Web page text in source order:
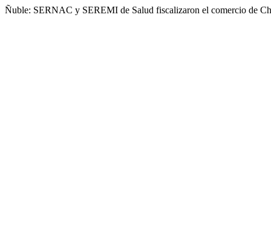
Ñuble: SERNAC y SEREMI de Salud fiscalizaron el comercio de